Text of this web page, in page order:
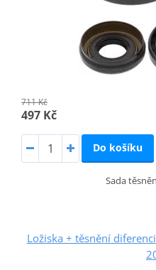
711 Kč
497 Kč
Do košíku
Sada
Ložiska + těsnění